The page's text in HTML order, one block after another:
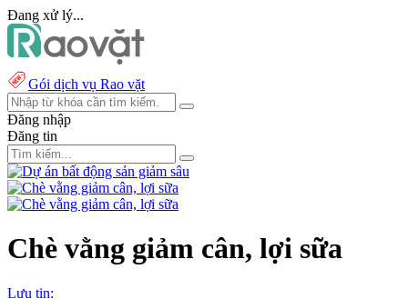
Đang xử lý...
Gói dịch vụ Rao vặt
Đăng nhập
Đăng tin
Chè vằng giảm cân, lợi sữa
Lưu tin: